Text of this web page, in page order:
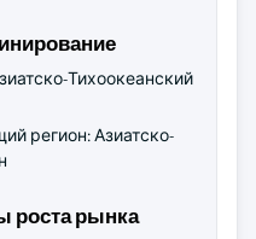
Тихоокеанский
регион: Азиатско-
роста рынка